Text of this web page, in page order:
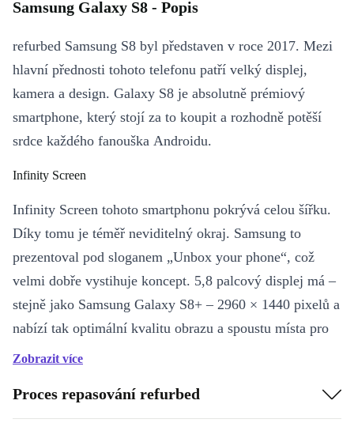
Samsung Galaxy S8 - Popis
refurbed Samsung S8 byl představen v roce 2017. Mezi
hlavní přednosti tohoto telefonu patří velký displej,
kamera a design. Galaxy S8 je absolutně prémiový
smartphone, který stojí za to koupit a rozhodně potěší
srdce každého fanouška Androidu.
Infinity Screen
Infinity Screen tohoto smartphonu pokrývá celou šířku.
Díky tomu je téměř neviditelný okraj. Samsung to
prezentoval pod sloganem „Unbox your phone“, což
velmi dobře vystihuje koncept. 5,8 palcový displej má –
stejně jako Samsung Galaxy S8+ – 2960 × 1440 pixelů a
nabízí tak optimální kvalitu obrazu a spoustu místa pro
sledování videí nebo hraní her.
Brilantní obrázky
Zobrazit více
Proces repasování refurbed